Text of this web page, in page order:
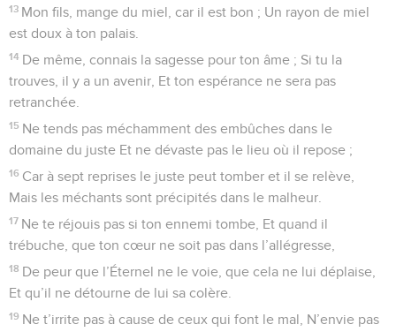
13 Mon fils, mange du miel, car il est bon ; Un rayon de miel
est doux à ton palais.
14 De même, connais la sagesse pour ton âme ; Si tu la
trouves, il y a un avenir, Et ton espérance ne sera pas
retranchée.
15 Ne tends pas méchamment des embûches dans le
domaine du juste Et ne dévaste pas le lieu où il repose ;
16 Car à sept reprises le juste peut tomber et il se relève,
Mais les méchants sont précipités dans le malheur.
17 Ne te réjouis pas si ton ennemi tombe, Et quand il
trébuche, que ton cœur ne soit pas dans l’allégresse,
18 De peur que l’Éternel ne le voie, que cela ne lui déplaise,
Et qu’il ne détourne de lui sa colère.
19 Ne t’irrite pas à cause de ceux qui font le mal, N’envie pas